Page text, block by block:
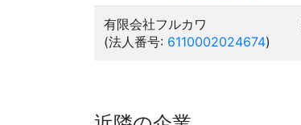
有限会社フルカワ
(法人番号: 6110002024674)